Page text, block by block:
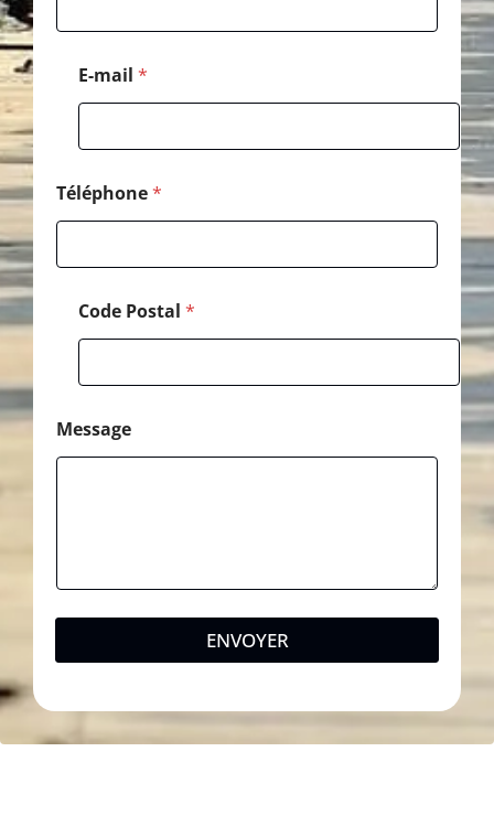
E-mail *
Téléphone*
Code Postal *
Message
ENVOYER